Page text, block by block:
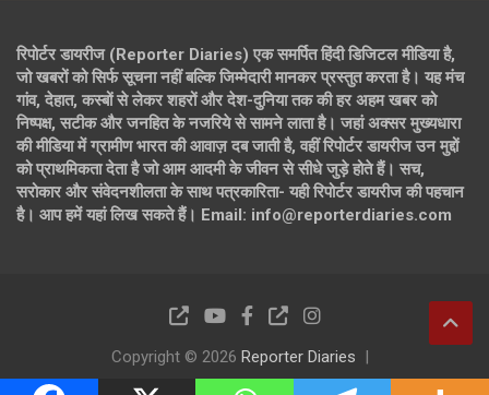
रिपोर्टर डायरीज (Reporter Diaries) एक समर्पित हिंदी डिजिटल मीडिया है,
जो खबरों को सिर्फ सूचना नहीं बल्कि जिम्मेदारी मानकर प्रस्तुत करता है। यह मंच
गांव, देहात, कस्बों से लेकर शहरों और देश-दुनिया तक की हर अहम खबर को
निष्पक्ष, सटीक और जनहित के नजरिये से सामने लाता है। जहां अक्सर मुख्यधारा
की मीडिया में ग्रामीण भारत की आवाज़ दब जाती है, वहीं रिपोर्टर डायरीज उन मुद्दों
को प्राथमिकता देता है जो आम आदमी के जीवन से सीधे जुड़े होते हैं। सच,
सरोकार और संवेदनशीलता के साथ पत्रकारिता- यही रिपोर्टर डायरीज की पहचान
है। आप हमें यहां लिख सकते हैं। Email: info@reporterdiaries.com
Copyright © 2026 Reporter Diaries
Theme by:
Theme Horse Proudly Powered by:WordPress